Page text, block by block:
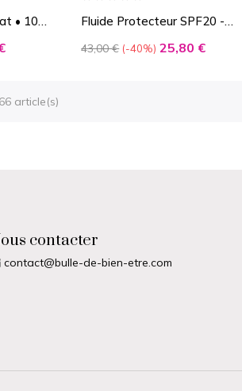
• 10
Fluide Protecteur SPF20 -
Prix
43,00 € -40% Prix
25,80 €
article(s)
contacter
contact@bulle-de-bien-etre.com